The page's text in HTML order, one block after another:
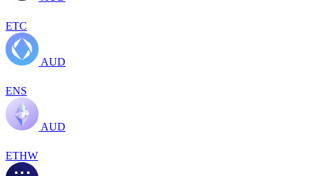
ETC
AUD
ENS
AUD
ETHW